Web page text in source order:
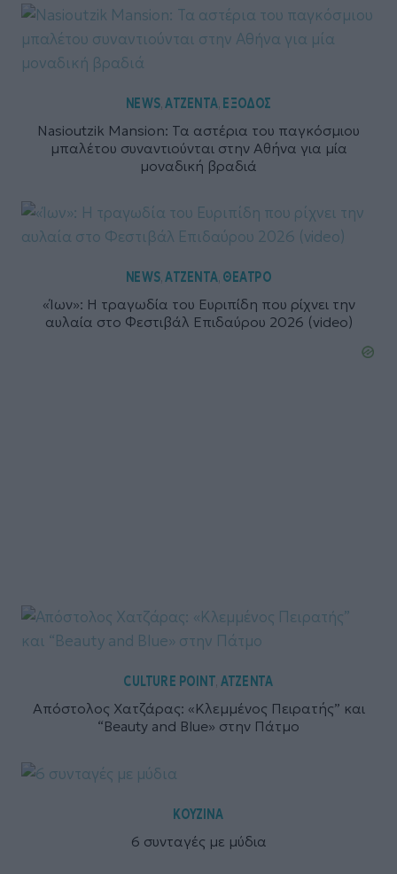
NEWS,ΑΤΖΕΝΤΑ,ΕΞΟΔΟΣ
Nasioutzik Mansion: Τα αστέρια του παγκόσμιου
μπαλέτου συναντιούνται στην Αθήνα για μία
μοναδική βραδιά
NEWS,ΑΤΖΕΝΤΑ,ΘΕΑΤΡΟ
«Ίων»: Η τραγωδία του Ευριπίδη που ρίχνει την
αυλαία στο Φεστιβάλ Επιδαύρου 2026 (video)
CULTURE POINT,ΑΤΖΕΝΤΑ
Απόστολος Χατζάρας: «Κλεμμένος Πειρατής” και
“Beauty and Blue» στην Πάτμο
ΚΟΥΖΙΝΑ
6 συνταγές με μύδια